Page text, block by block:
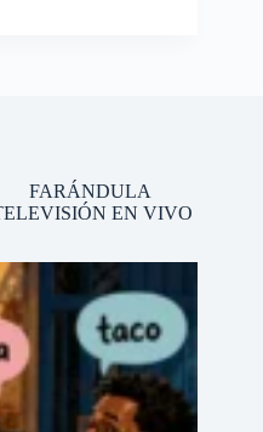
FARÁNDULA
EN VIVO